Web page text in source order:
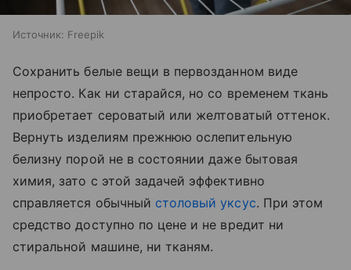
Источник: Freepik
Сохранить белые вещи в первозданном виде
непросто. Как ни старайся, но со временем ткань
приобретает сероватый или желтоватый оттенок.
Вернуть изделиям прежнюю ослепительную
белизну порой не в состоянии даже бытовая
химия, зато с этой задачей эффективно
справляется обычный столовый уксус. При этом
средство доступно по цене и не вредит ни
стиральной машине, ни тканям.